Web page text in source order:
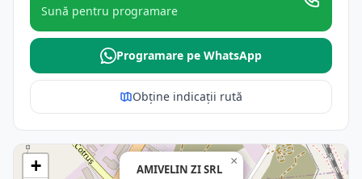
Sună pentru programare
Programare pe WhatsApp
Obține indicații rută
AMIVELIN ZI SRL
×
+